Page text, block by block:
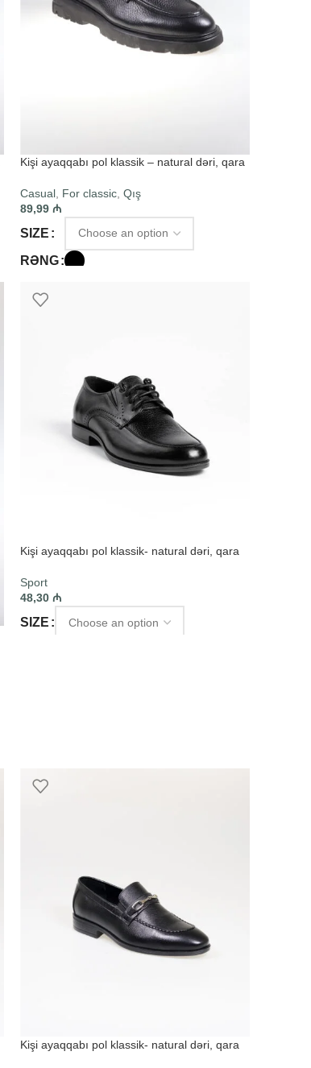
Kişi ayaqqabı pol klassik – natural dəri, qara
Casual For classic ,Qış
89,99₼
SIZE
RƏNG
SELECT OPTIONS
Kişi ayaqqabı pol klassik- natural dəri, qara
Sport
48,30₼
SIZE
Kişi ayaqqabı pol klassik- natural dəri, qara